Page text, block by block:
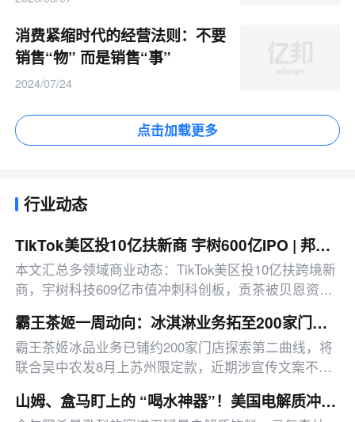
消费紧缩时代的经营法则：不要
销售“物” 而是销售“事”
2024/07/24
点击加载更多
行业动态
TikTok美区投10亿扶新商 宇树600亿IPO | 邦小白日报
本文汇总多领域商业动态：TikTok美区投10亿扶跨境新
商，宇树科技609亿市值冲刺科创板，贡茶被贝恩资本
霸王茶姬一周动向：冰淇淋业务拓至200家门店 苏州白兰花限定款将上市
霸王茶姬冰品业务已铺约200家门店探索第二曲线，将
联合吴中农发8月上苏州限定款，近期涉宣传文案不当
山姆、盒马盯上的 “喝水神器”！美国电解质冲剂“黑马” 悄悄卖了68亿